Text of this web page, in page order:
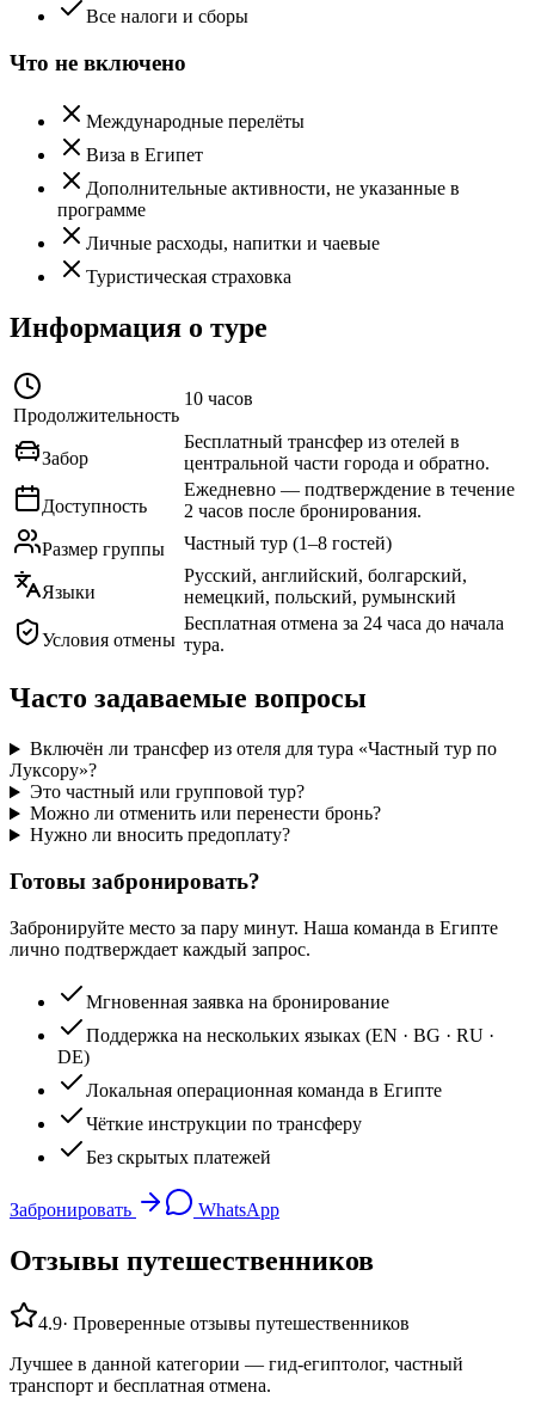
Все налоги и сборы
Что не включено
Международные перелёты
Виза в Египет
Дополнительные активности, не указанные в
программе
Личные расходы, напитки и чаевые
Туристическая страховка
Информация о туре
Продолжительность
10 часов
Забор
Бесплатный трансфер из отелей в
центральной части города и обратно.
Доступность
Ежедневно — подтверждение в течение
2 часов после бронирования.
Размер группы
Частный тур (1–8 гостей)
Языки
Русский, английский, болгарский,
немецкий, польский, румынский
Условия отмены
Бесплатная отмена за 24 часа до начала
тура.
Часто задаваемые вопросы
Включён ли трансфер из отеля для тура «Частный тур по
Луксору»?
Это частный или групповой тур?
Можно ли отменить или перенести бронь?
Нужно ли вносить предоплату?
Готовы забронировать?
Забронируйте место за пару минут. Наша команда в Египте
лично подтверждает каждый запрос.
Мгновенная заявка на бронирование
Поддержка на нескольких языках (EN · BG · RU ·
DE)
Локальная операционная команда в Египте
Чёткие инструкции по трансферу
Без скрытых платежей
Забронировать WhatsApp
Отзывы путешественников
4.9· Проверенные отзывы путешественников
Лучшее в данной категории — гид-египтолог, частный
транспорт и бесплатная отмена.